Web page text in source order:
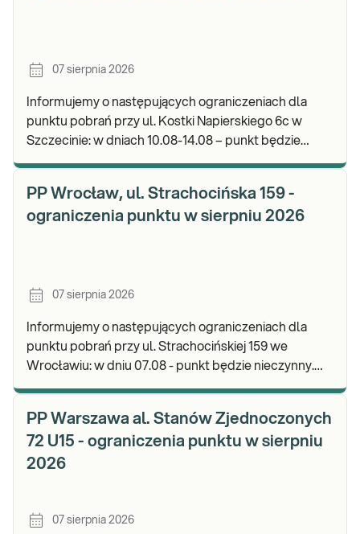
07 sierpnia 2026
Informujemy o następujących ograniczeniach dla
punktu pobrań przy ul. Kostki Napierskiego 6c w
Szczecinie: w dniach 10.08-14.08 – punkt będzie
PP Wrocław, ul. Strachocińska 159 -
ograniczenia punktu w sierpniu 2026
07 sierpnia 2026
Informujemy o następujących ograniczeniach dla
punktu pobrań przy ul. Strachocińskiej 159 we
Wrocławiu: w dniu 07.08 - punkt będzie nieczynny.
PP Warszawa al. Stanów Zjednoczonych
72 U15 - ograniczenia punktu w sierpniu
2026
07 sierpnia 2026